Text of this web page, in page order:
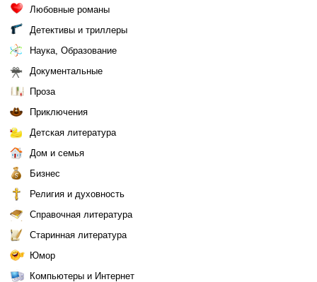
Любовные романы
Детективы и триллеры
Наука, Образование
Документальные
Проза
Приключения
Детская литература
Дом и семья
Бизнес
Религия и духовность
Справочная литература
Старинная литература
Юмор
Компьютеры и Интернет